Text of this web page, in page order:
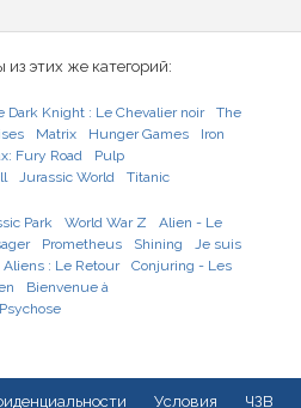
этих же категорий:
Dark Knight : Le Chevalier noir
The
Matrix Hunger Games
Iron
Fury Road
Pulp
Jurassic World Titanic
Park World War Z
Alien - Le
Prometheus Shining
Je suis
Aliens : Le Retour
Conjuring - Les
Bienvenue à
Psychose
Условия ЧЗВ